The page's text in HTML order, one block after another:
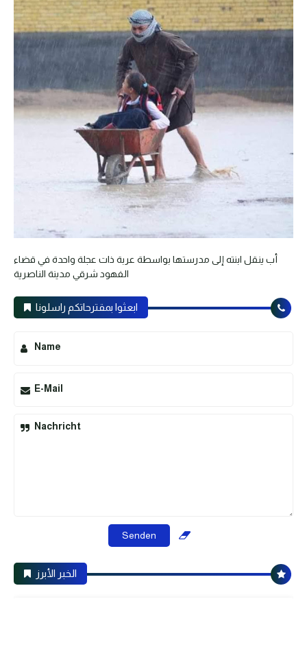
أب ينقل ابنته إلى مدرستها بواسطة عربة ذات عجلة واحدة في قضاء
الفهود شرقي مدينة الناصرية
ابعثوا بمقترحاتكم راسلونا
Name
E-Mail
Nachricht
الخبر الأبرز